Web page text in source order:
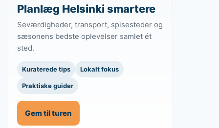
Planlæg Helsinki smartere
Seværdigheder, transport, spisesteder og
sæsonens bedste oplevelser samlet ét
sted.
Kuraterede tips Lokalt fokus
Praktiske guider
Gem til turen